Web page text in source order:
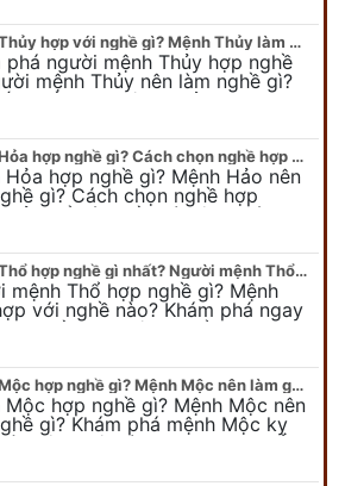
Mệnh Thủy hợp với nghề gì? Mệnh Thủy làm nghề gì để #Ăn nên làm ra
phá người mệnh Thủy hợp nghề
mệnh Thủy nên làm nghề gì?
nghề hợp mệnh Thủy sẽ được
Mệnh Hỏa hợp nghề gì? Cách chọn nghề hợp mệnh Hỏa hút nhiều tài lộc
Hỏa hợp nghề gì? Mệnh Hảo nên
gì? Cách chọn nghề hợp
Hỏa để hút nhiều tài lộc. Giúp
Mệnh Thổ hợp nghề gì nhất? Người mệnh Thổ kỵ nghề gì?
mệnh Thổ hợp nghề gì? Mệnh
với nghề nào? Khám phá ngay
nghề hợp mệnh Thổ. Cũng như
Mệnh Mộc hợp nghề gì? Mệnh Mộc nên làm gì? Mệnh Mộc kỵ nghề nào?
Mộc hợp nghề gì? Mệnh Mộc nên
gì? Khám phá mệnh Mộc kỵ
gì không nên làm. Xem ngay để